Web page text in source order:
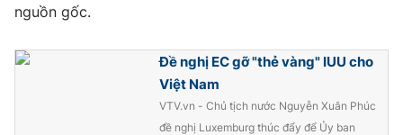
Photo
Video Shorts video
VTV Thể thao
nguồn gốc.
Đề nghị EC gỡ "thẻ vàng" IUU cho
Việt Nam
VTV.vn - Chủ tịch nước Nguyễn Xuân Phúc
đề nghị Luxemburg thúc đẩy để Ủy ban